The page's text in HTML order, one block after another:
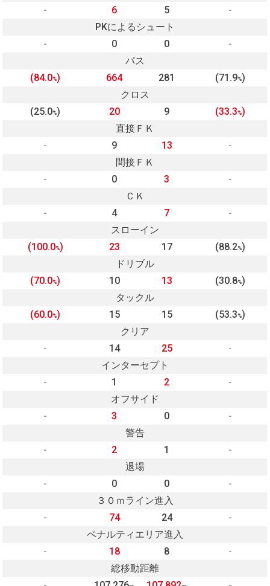
-
6 5
-
PKによるシュート
-
0 0
-
パス
(84.0%) 664 281 (71.9%)
クロス
(25.0%) 20 9 (33.3%)
直接ＦＫ
-
9 13
-
間接ＦＫ
-
0 3
-
ＣＫ
-
4 7
-
スローイン
(100.0%) 23 17 (88.2%)
ドリブル
(70.0%) 10 13 (30.8%)
タックル
(60.0%) 15 15 (53.3%)
クリア
-
14 25
-
インターセプト
-
1 2
-
オフサイド
-
3 0
-
警告
-
2 1
-
退場
-
0 0
-
３０ｍライン進入
-
74 24
-
ペナルティエリア進入
-
18 8
-
総移動距離